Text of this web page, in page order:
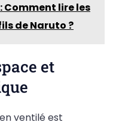
Comment lire les
de Naruto ?
et
ventilé est